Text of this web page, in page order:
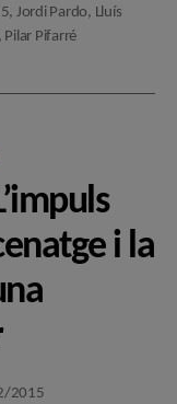
, Jordi Pardo, Lluís
, Pilar Pifarré
i la
2015